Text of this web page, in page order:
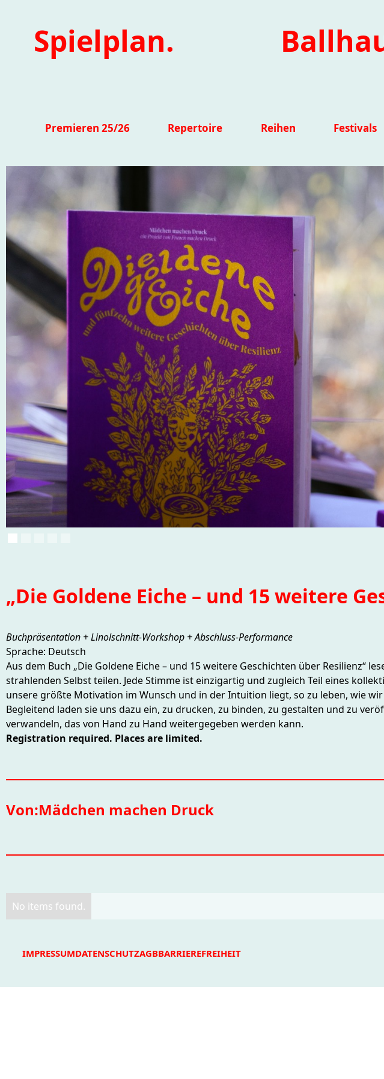
Spielplan.
Premieren 25/26 Repertoire Reihen Festivals
„Die Goldene Eiche – und 15 weitere
Buchpräsentation + Linolschnitt-Workshop + Abschluss-Performance
Sprache: Deutsch
Aus dem Buch „Die Goldene Eiche – und 15 weitere Geschichten über Resilienz“
strahlenden Selbst teilen. Jede Stimme ist einzigartig und zugleich Teil eines
unsere größte Motivation im Wunsch und in der Intuition liegt, so zu leben, wie
Begleitend laden sie uns dazu ein, zu drucken, zu binden, zu gestalten und zu
verwandeln, das von Hand zu Hand weitergegeben werden kann.
Registration required. Places are limited.
Von:Mädchen machen Druck
No items found.
IMPRESSUMDATENSCHUTZAGBBARRIEREFREIHEIT